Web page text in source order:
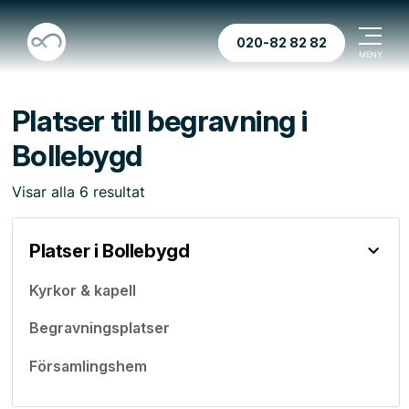
020-82 82 82
Platser till begravning i
Bollebygd
Visar alla 6 resultat
Platser i Bollebygd
Kyrkor & kapell
Begravningsplatser
Församlingshem